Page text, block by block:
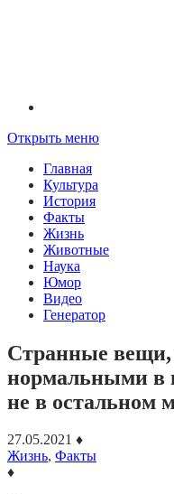
Открыть меню
Главная
Культура
История
Факты
Жизнь
Животные
Наука
Юмор
Видео
Генератор
Странные вещи,
нормальными в
не в остальном
27.05.2021 ♦
Жизнь, Факты
♦